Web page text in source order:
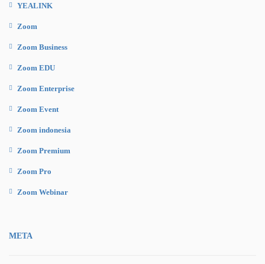
YEALINK
Zoom
Zoom Business
Zoom EDU
Zoom Enterprise
Zoom Event
Zoom indonesia
Zoom Premium
Zoom Pro
Zoom Webinar
META